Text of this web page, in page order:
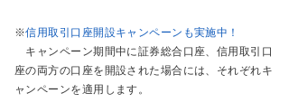
※信用取引口座開設キャンペーンも実施中！
キャンペーン期間中に証券総合口座、信用取引口
座の両方の口座を開設された場合には、それぞれキ
ャンペーンを適用します。